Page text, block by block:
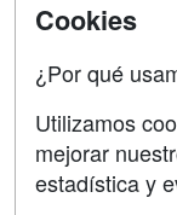
Acceso Centros
Contactar
Cookies
¿Por qué
Utilizamos
mejorar
estadística y